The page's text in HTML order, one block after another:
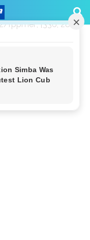
|| {cmd: []};
rppmer', [336, 280],